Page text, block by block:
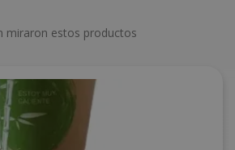
miraron estos productos